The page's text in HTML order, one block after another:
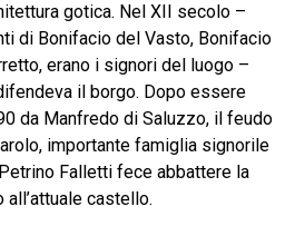
gotica. Nel XII secolo –
di Bonifacio del Vasto, Bonifacio
erano i signori del luogo –
il borgo. Dopo essere
da Manfredo di Saluzzo, il feudo
importante famiglia signorile
Falletti fece abbattere la
castello.